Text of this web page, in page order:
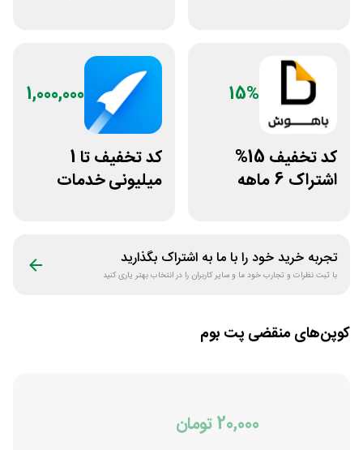
15%
کد تخفیف 15%
اشتراک 6 ماهه
1,000,000
کد تخفیف تا 1
میلیونی خدمات
تجربه خرید خود را با ما به اشتراک بگذارید
با ثبت نظرات و تجارب خود ما و سایر کاربران را در انتخاب بهتر یاری کنید
کوپن‌های منقضی پت بوم
20,000 تومان